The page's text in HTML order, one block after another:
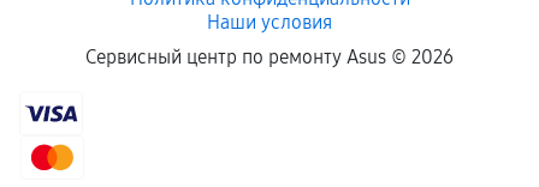
Наши условия
Сервисный центр по ремонту Asus © 2026